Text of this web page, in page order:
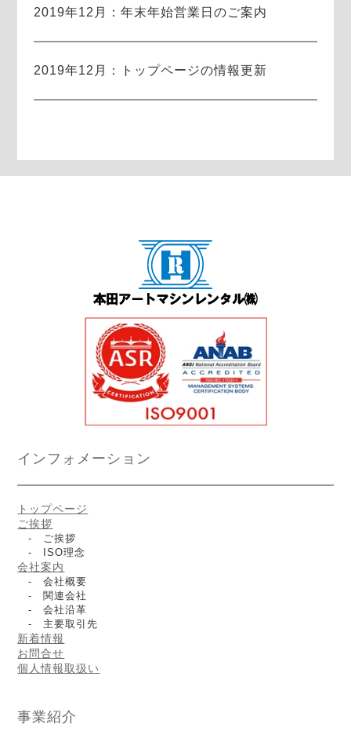
2019年12月：年末年始営業日のご案内
2019年12月：トップページの情報更新
インフォメーション
トップページ
ご挨拶
- ご挨拶
- ISO理念
会社案内
- 会社概要
- 関連会社
- 会社沿革
- 主要取引先
新着情報
お問合せ
個人情報取扱い
事業紹介